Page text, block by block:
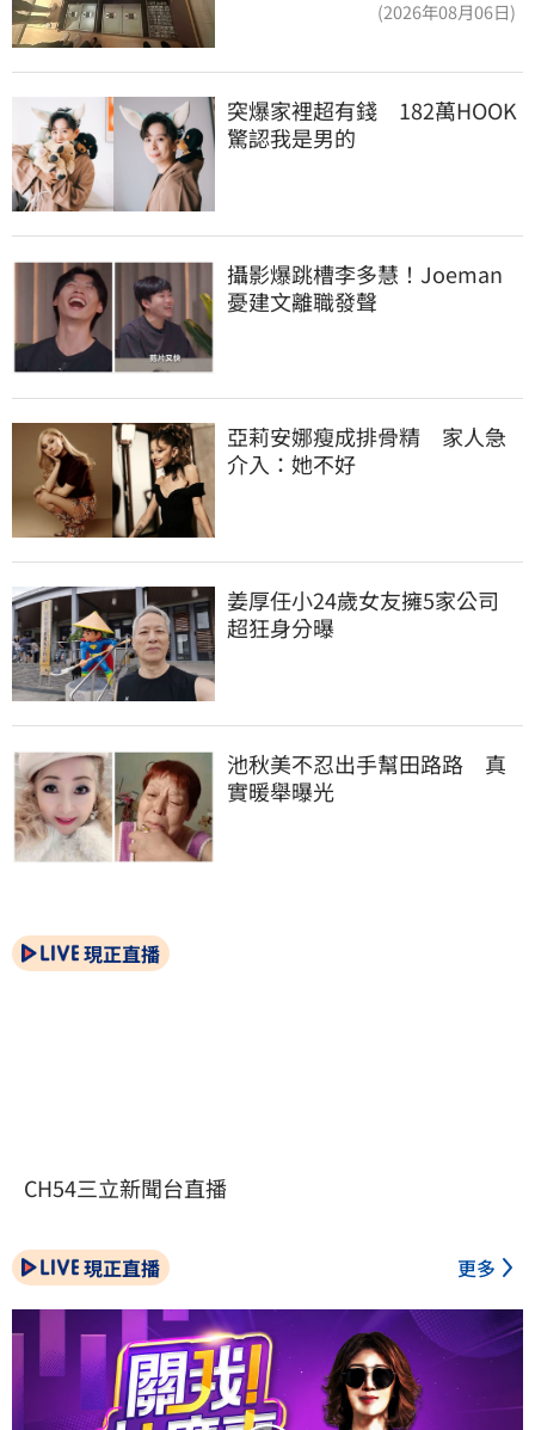
(2026年08月06日)
突爆家裡超有錢　182萬HOOK
驚認我是男的
攝影爆跳槽李多慧！Joeman
憂建文離職發聲
亞莉安娜瘦成排骨精　家人急
介入：她不好
姜厚任小24歲女友擁5家公司
超狂身分曝
池秋美不忍出手幫田路路　真
實暖舉曝光
現正直播
CH54三立新聞台直播
現正直播 更多